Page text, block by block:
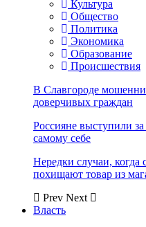
Культура
Общество
Политика
Экономика
Образование
Происшествия
В Славгороде
доверчивых граждан
Россияне выступили
самому себе
Нередки случаи, когда
похищают товар из
Prev Next
Власть